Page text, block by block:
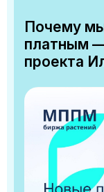
Почему
платным
проекта